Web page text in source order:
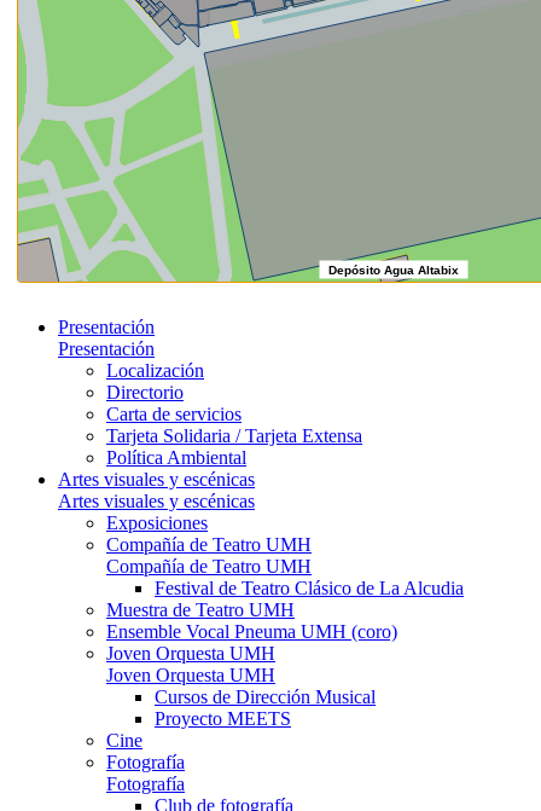
Presentación
Presentación
Localización
Directorio
Carta de servicios
Tarjeta Solidaria / Tarjeta Extensa
Política Ambiental
Artes visuales y escénicas
Artes visuales y escénicas
Exposiciones
Compañía de Teatro UMH
Compañía de Teatro UMH
Festival de Teatro Clásico de La Alcudia
Muestra de Teatro UMH
Ensemble Vocal Pneuma UMH (coro)
Joven Orquesta UMH
Joven Orquesta UMH
Cursos de Dirección Musical
Proyecto MEETS
Cine
Fotografía
Fotografía
Club de fotografía